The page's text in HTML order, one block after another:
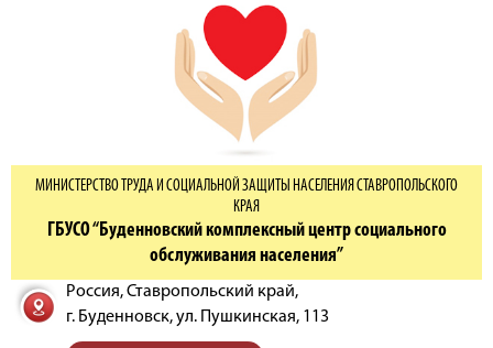
МИНИСТЕРСТВО ТРУДА И СОЦИАЛЬНОЙ ЗАЩИТЫ НАСЕЛЕНИЯ СТАВРОПОЛЬСКОГО
КРАЯ
ГБУСО “Буденновский комплексный центр социального
обслуживания населения”
Россия, Ставропольский край,
г. Буденновск,ул. Пушкинская, 113